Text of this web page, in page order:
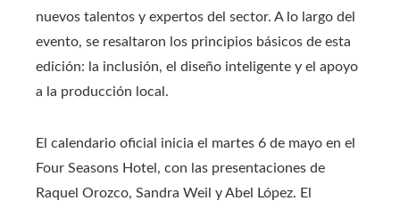
nuevos talentos y expertos del sector. A lo largo del
evento, se resaltaron los principios básicos de esta
edición: la inclusión, el diseño inteligente y el apoyo
a la producción local.
El calendario oficial inicia el martes 6 de mayo en el
Four Seasons Hotel, con las presentaciones de
Raquel Orozco, Sandra Weil y Abel López. El